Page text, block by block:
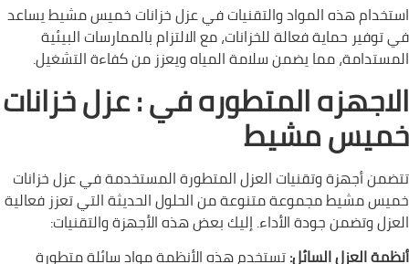
استخدام هذه المواد والتقنيات في عزل خزانات خميس مشيط يساعد
في توفير حماية فعالة للخزانات، مع الالتزام بالممارسات البيئية
المستدامة، مما يضمن سلامة المياه ويعزز من كفاءة التشغيل.
الاجهزه المتطوره في : عزل خزانات
خميس مشيط
تتضمن أجهزة وتقنيات العزل المتطورة المستخدمة في عزل خزانات
خميس مشيط مجموعة متنوعة من الحلول الحديثة التي تعزز فعالية
العزل وتضمن جودة الأداء. إليك بعض هذه الأجهزة والتقنيات:
أنظمة العزل السائل:تستخدم هذه الأنظمة مواد سائلة متطورة